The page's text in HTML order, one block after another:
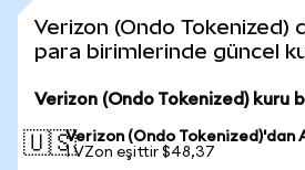
Verizon (Ondo Tokenized)
para birimlerinde güncel
Verizon (Ondo Tokenized) kuru
🇺🇸Verizon (Ondo Tokenized)'dan
1 VZon eşittir $48,37